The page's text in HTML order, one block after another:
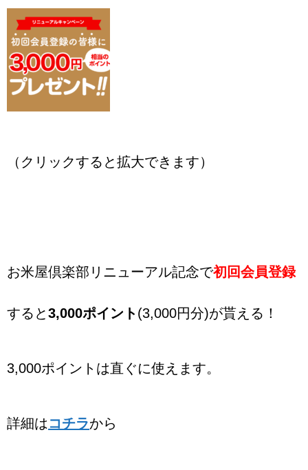
（クリックすると拡大できます）
お米屋倶楽部リニューアル記念で初回会員登録
すると3,000ポイント(3,000円分)が貰える！
3,000ポイントは直ぐに使えます。
詳細はコチラから